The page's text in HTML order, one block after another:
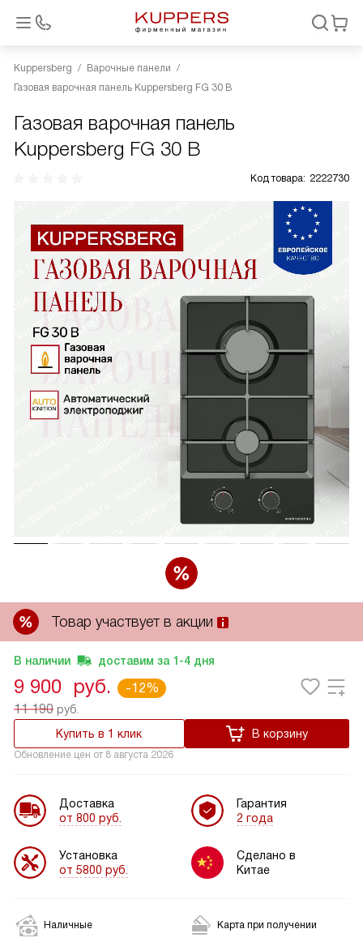
Kuppersberg
Варочные панели
Газовая варочная панель Kuppersberg FG 30 B
Газовая варочная панель
Kuppersberg FG 30 B
Код товара: 2222730
Товар участвует в акции
В наличии доставим за 1-4 дня
9 900 руб.
-12%
11 190 руб.
Купить в 1 клик
В корзину
Обновление цен от 8 августа 2026
Доставка
от 800 руб.
Установка
от 5800 руб.
Гарантия
2 года
Сделано в
Китае
Наличные Карта при получении